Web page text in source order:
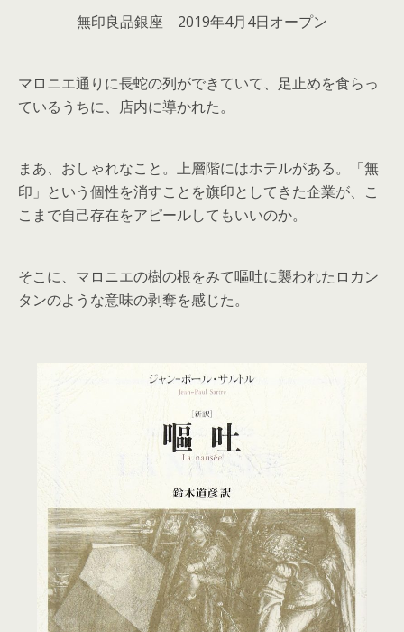
無印良品銀座 2019年4月4日オープン
マロニエ通りに長蛇の列ができていて、足止めを食らっ
ているうちに、店内に導かれた。
まあ、おしゃれなこと。上層階にはホテルがある。「無
印」という個性を消すことを旗印としてきた企業が、こ
こまで自己存在をアピールしてもいいのか。
そこに、マロニエの樹の根をみて嘔吐に襲われたロカン
タンのような意味の剥奪を感じた。